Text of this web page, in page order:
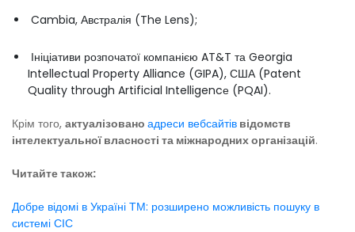
Cambia, Австралія (The Lens);
Ініціативи розпочатої компанією AT&T та Georgia
Intellectual Property Alliance (GIPA), США (Patent
Quality through Artificial Intelligencе (PQAI).
Крім того, актуалізовано адреси вебсайтів відомств
інтелектуальної власності та міжнародних організацій.
Читайте також:
Добре відомі в Україні ТМ: розширено можливість пошуку в
системі СІС